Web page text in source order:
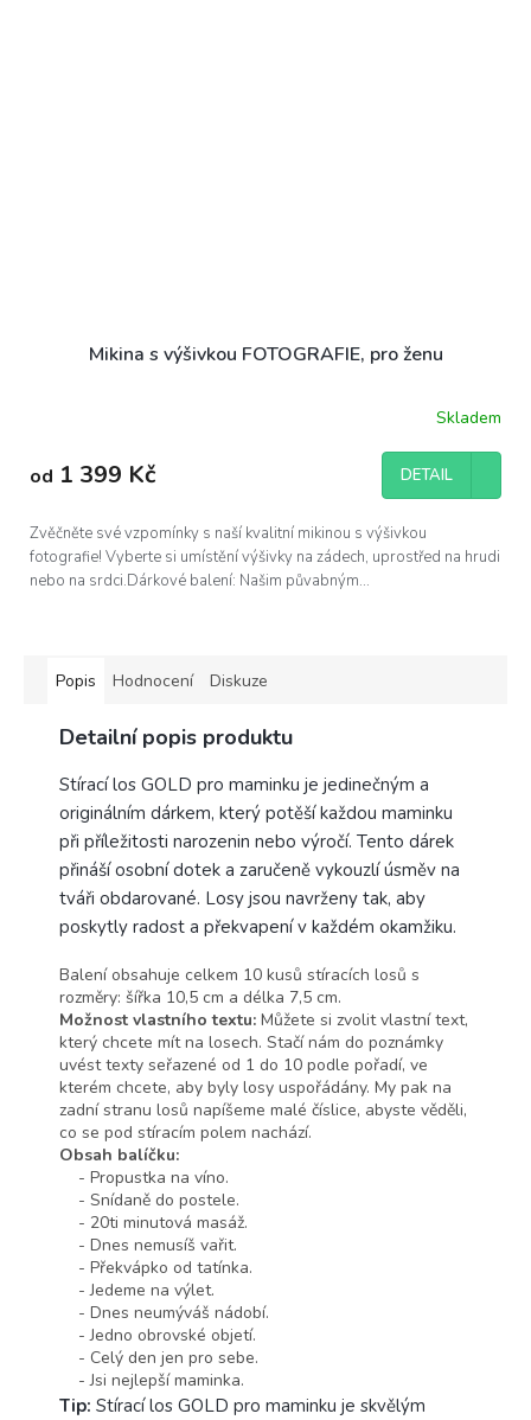
Mikina s výšivkou FOTOGRAFIE, pro ženu
produktu
je
z
5
hvězdiček.
Skladem
od 1 399 Kč DETAIL
Zvěčněte své vzpomínky s naší kvalitní mikinou s výšivkou
fotografie! Vyberte si umístění výšivky na zádech, uprostřed na hrudi
nebo na srdci.Dárkové balení: Našim půvabným...
Popis Hodnocení Diskuze
Detailní popis produktu
Stírací los GOLD pro maminku je jedinečným a
originálním dárkem, který potěší každou maminku
při příležitosti narozenin nebo výročí. Tento dárek
přináší osobní dotek a zaručeně vykouzlí úsměv na
tváři obdarované. Losy jsou navrženy tak, aby
poskytly radost a překvapení v každém okamžiku.
Balení obsahuje celkem 10 kusů stíracích losů s
rozměry: šířka 10,5 cm a délka 7,5 cm.
Možnost vlastního textu: Můžete si zvolit vlastní text,
který chcete mít na losech. Stačí nám do poznámky
uvést texty seřazené od 1 do 10 podle pořadí, ve
kterém chcete, aby byly losy uspořádány. My pak na
zadní stranu losů napíšeme malé číslice, abyste věděli,
co se pod stíracím polem nachází.
Obsah balíčku:
- Propustka na víno.
- Snídaně do postele.
- 20ti minutová masáž.
- Dnes nemusíš vařit.
- Překvápko od tatínka.
- Jedeme na výlet.
- Dnes neumýváš nádobí.
- Jedno obrovské objetí.
- Celý den jen pro sebe.
- Jsi nejlepší maminka.
Tip: Stírací los GOLD pro maminku je skvělým